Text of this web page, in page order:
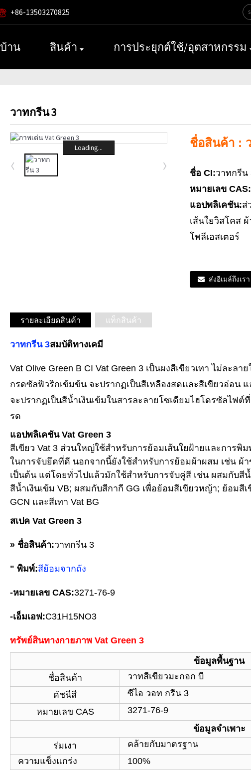
+86-13503270825
บ้าน สินค้า การประยุกต์ใช้/อุตสาหกรรม
วาทกรีน 3
Loading... ชื่อสินค้า :
ชื่อ CI:วาทกรีน
หมายเลข CAS:
แอปพลิเคชัน:ส่
เส้นใยวิสโคส
โพลีเอสเตอร์
ส่งอีเมล์ถึงเรา
รายละเอียดสินค้า แท็กสินค้า
วาทกรีน 3สมบัติทางเคมี
Vat Olive Green B CI Vat Green 3 เป็นผงสีเขียวเทา ไม่ละล
กรดซัลฟิวริกเข้มข้น จะปรากฏเป็นสีเหลืองสดและสีเขียวอ่อน
จะปรากฏเป็นสีน้ำเงินเข้มในสารละลายโซเดียมไฮโดรซัลไฟต์
รด
แอปพลิเคชัน Vat Green 3
สีเขียว Vat 3 ส่วนใหญ่ใช้สำหรับการย้อมเส้นใยฝ้ายและการพิ
ในการจับยึดที่ดี นอกจากนี้ยังใช้สำหรับการย้อมผ้าผสม เช่น ผ้
เป็นต้น แต่โดยทั่วไปแล้วมักใช้สำหรับการจับคู่สี เช่น ผสมกับสีน้
สีน้ำเงินเข้ม VB; ผสมกับสีกากี GG เพื่อย้อมสีเขียวหญ้า; ย้อมสี
GCN และสีเทา Vat BG
สเปค Vat Green 3
» ชื่อสินค้า:วาทกรีน 3
" พิมพ์:สีย้อมจากถัง
-หมายเลข CAS:3271-76-9
-เอ็มเอฟ:C31H15NO3
ทรัพย์สินทางกายภาพ Vat Green 3
ข้อมูลพื้นฐาน
ชื่อสินค้า
วาทสีเขียวมะกอก บี
ดัชนีสี
ซีไอ วอท กรีน 3
หมายเลข CAS
3271-76-9
ข้อมูลจำเพาะ
ร่มเงา
คล้ายกับมาตรฐาน
ความแข็งแกร่ง
100%